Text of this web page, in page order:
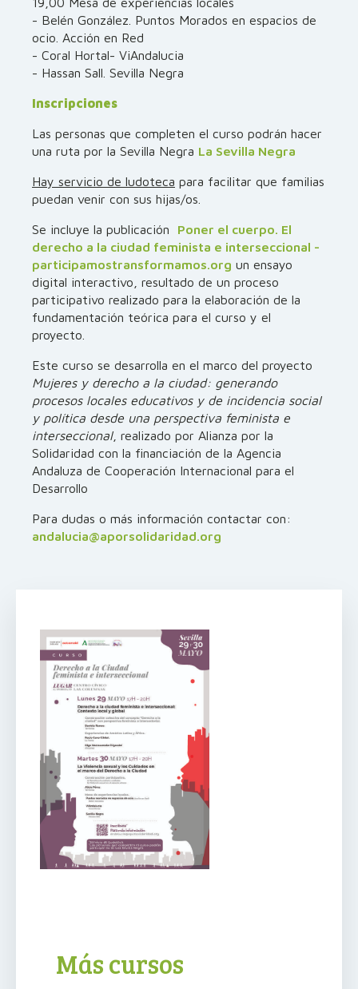
- Belén González. Puntos Morados en espacios de
ocio. Acción en Red
- Coral Hortal- ViAndalucia
- Hassan Sall. Sevilla Negra
Inscripciones
Las personas que completen el curso podrán hacer
una ruta por la Sevilla Negra La Sevilla Negra
Hay servicio de ludoteca para facilitar que familias
puedan venir con sus hijas/os.
Se incluye la publicación Poner el cuerpo. El
derecho a la ciudad feminista e interseccional -
participamostransformamos.org un ensayo
digital interactivo, resultado de un proceso
participativo realizado para la elaboración de la
fundamentación teórica para el curso y el
proyecto.
Este curso se desarrolla en el marco del proyecto
Mujeres y derecho a la ciudad: generando
procesos locales educativos y de incidencia social
y política desde una perspectiva feminista e
interseccional, realizado por Alianza por la
Solidaridad con la financiación de la Agencia
Andaluza de Cooperación Internacional para el
Desarrollo
Para dudas o más información contactar con:
andalucia@aporsolidaridad.org
Más cursos